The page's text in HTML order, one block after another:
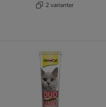
2 varianter